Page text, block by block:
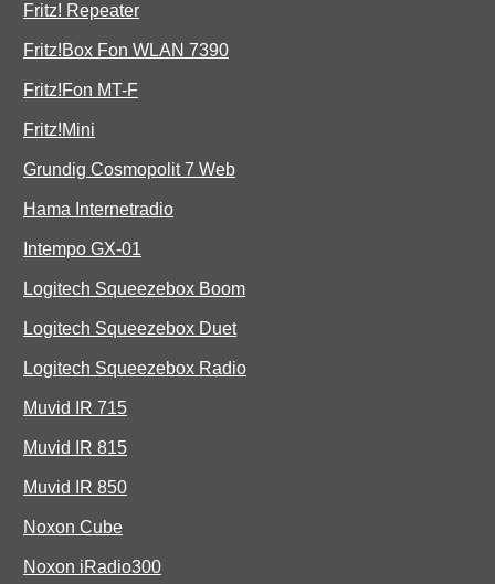
Fritz! Repeater
Fritz!Box Fon WLAN 7390
Fritz!Fon MT-F
Fritz!Mini
Grundig Cosmopolit 7 Web
Hama Internetradio
Intempo GX-01
Logitech Squeezebox Boom
Logitech Squeezebox Duet
Logitech Squeezebox Radio
Muvid IR 715
Muvid IR 815
Muvid IR 850
Noxon Cube
Noxon iRadio300